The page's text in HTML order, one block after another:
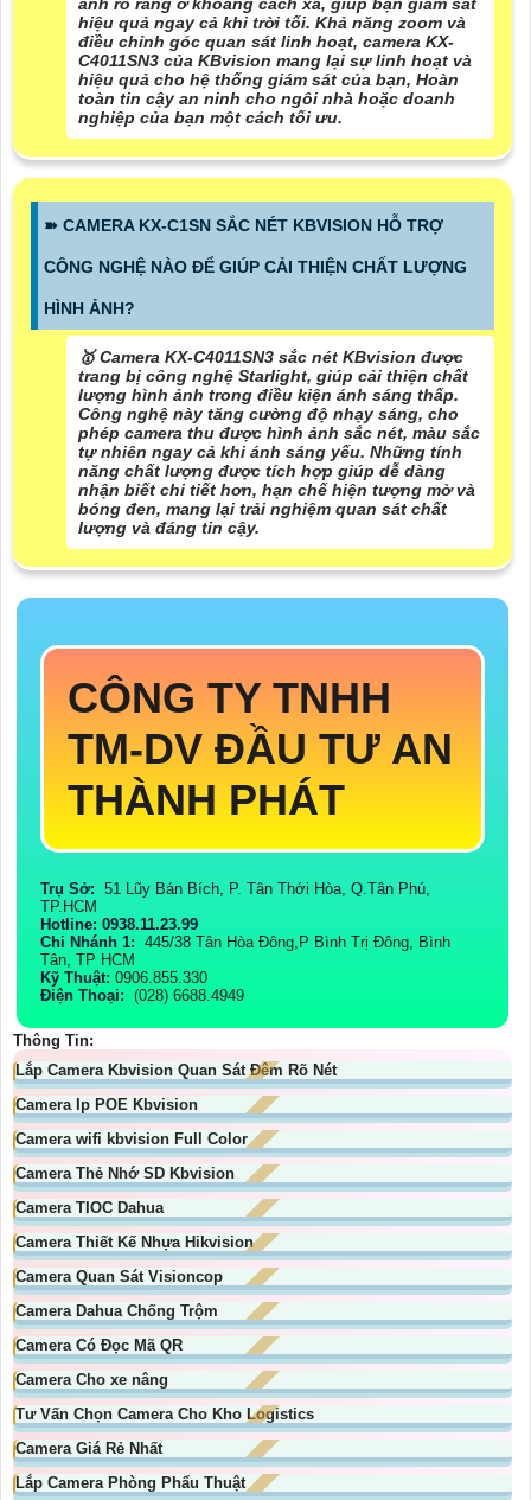
ảnh rõ ràng ở khoảng cách xa, giúp bạn giám sát
hiệu quả ngay cả khi trời tối. Khả năng zoom và
điều chỉnh góc quan sát linh hoạt, camera KX-
C4011SN3 của KBvision mang lại sự linh hoạt và
hiệu quả cho hệ thống giám sát của bạn, Hoàn
toàn tin cậy an ninh cho ngôi nhà hoặc doanh
nghiệp của bạn một cách tối ưu.
➽ CAMERA KX-C1SN SẮC NÉT KBVISION HỖ TRỢ
CÔNG NGHỆ NÀO ĐỂ GIÚP CẢI THIỆN CHẤT LƯỢNG
HÌNH ẢNH?
🥇 Camera KX-C4011SN3 sắc nét KBvision được
trang bị công nghệ Starlight, giúp cải thiện chất
lượng hình ảnh trong điều kiện ánh sáng thấp.
Công nghệ này tăng cường độ nhạy sáng, cho
phép camera thu được hình ảnh sắc nét, màu sắc
tự nhiên ngay cả khi ánh sáng yếu. Những tính
năng chất lượng được tích hợp giúp dễ dàng
nhận biết chi tiết hơn, hạn chế hiện tượng mờ và
bóng đen, mang lại trải nghiệm quan sát chất
lượng và đáng tin cậy.
CÔNG TY TNHH
TM-DV ĐẦU TƯ AN
THÀNH PHÁT
Trụ Sở: 51 Lũy Bán Bích, P. Tân Thới Hòa, Q.Tân Phú,
TP.HCM
Hotline: 0938.11.23.99
Chi Nhánh 1: 445/38 Tân Hòa Đông,P Bình Trị Đông, Bình
Tân, TP HCM
Kỹ Thuật: 0906.855.330
Điện Thoại: (028) 6688.4949
Thông Tin:
Lắp Camera Kbvision Quan Sát Đêm Rõ Nét
Camera Ip POE Kbvision
Camera wifi kbvision Full Color
Camera Thẻ Nhớ SD Kbvision
Camera TIOC Dahua
Camera Thiết Kế Nhựa Hikvision
Camera Quan Sát Visioncop
Camera Dahua Chống Trộm
Camera Có Đọc Mã QR
Camera Cho xe nâng
Tư Vấn Chọn Camera Cho Kho Logistics
Camera Giá Rẻ Nhất
Lắp Camera Phòng Phẩu Thuật